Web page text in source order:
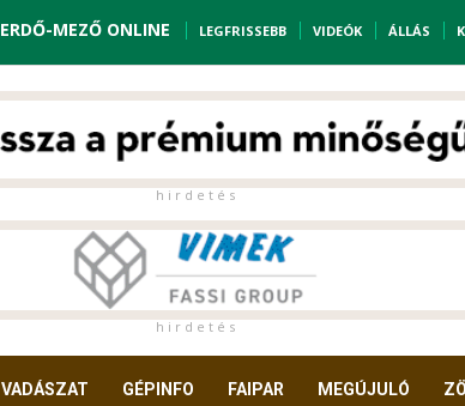
ERDŐ-MEZŐ ONLINE LEGFRISSEBB VIDEÓK ÁLLÁS
h i r d e t é s
h i r d e t é s
VADÁSZAT GÉPINFO FAIPAR MEGÚJULÓ